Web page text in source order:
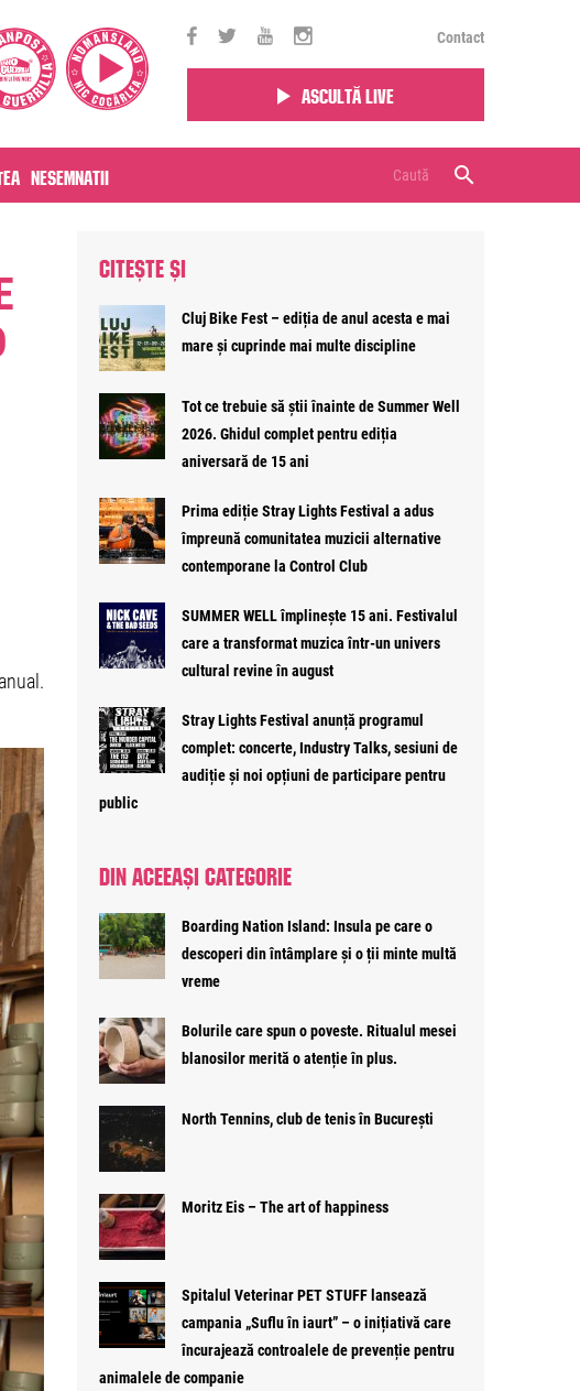
Contact
Ascultă live
Nesemnatii
CITEȘTE ȘI
Cluj Bike Fest – ediția de anul acesta e mai
mare și cuprinde mai multe discipline
Tot ce trebuie să știi înainte de Summer Well
2026. Ghidul complet pentru ediția
aniversară de 15 ani
Prima ediție Stray Lights Festival a adus
împreună comunitatea muzicii alternative
contemporane la Control Club
SUMMER WELL împlinește 15 ani. Festivalul
care a transformat muzica într-un univers
cultural revine în august
Stray Lights Festival anunță programul
complet: concerte, Industry Talks, sesiuni de
audiție și noi opțiuni de participare pentru
public
DIN ACEEAȘI CATEGORIE
Boarding Nation Island: Insula pe care o
descoperi din întâmplare și o ții minte multă
vreme
Bolurile care spun o poveste. Ritualul mesei
blanosilor merită o atenție în plus.
North Tennins, club de tenis în București
Moritz Eis – The art of happiness
Spitalul Veterinar PET STUFF lansează
campania „Suflu în iaurt” – o inițiativă care
încurajează controalele de prevenție pentru
animalele de companie